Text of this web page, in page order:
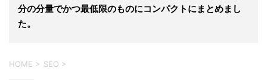
分の分量でかつ最低限のものにコンパクトにまとめまし
た。
HOME > SEO >